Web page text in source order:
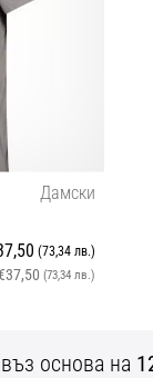
Дамски
(73,34 лв.)
(73,34 лв.)
основа на